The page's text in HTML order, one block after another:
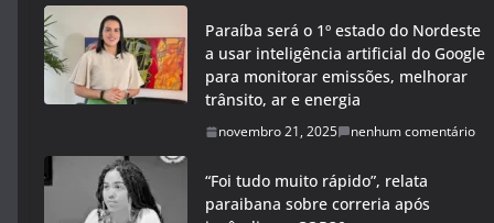
Paraíba será o 1º estado do Nordeste
a usar inteligência artificial do Google
para monitorar emissões, melhorar
trânsito, ar e energia
novembro 21, 2025 nenhum comentário
“Foi tudo muito rápido”, relata
paraibana sobre correria após